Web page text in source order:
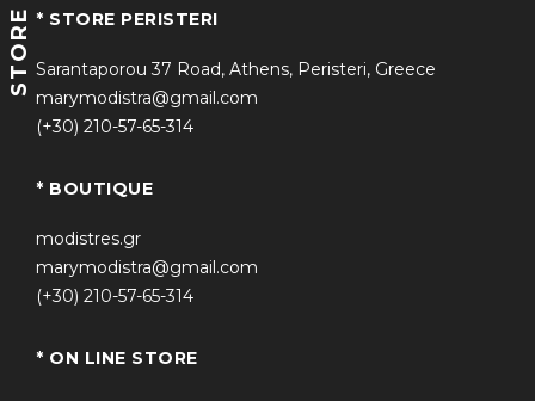
STORE * STORE PERISTERI
Sarantaporou 37 Road, Athens, Peristeri, Greece
marymodistra@gmail.com
(+30) 210-57-65-314
* BOUTIQUE
modistres.gr
marymodistra@gmail.com
(+30) 210-57-65-314
* ON LINE STORE